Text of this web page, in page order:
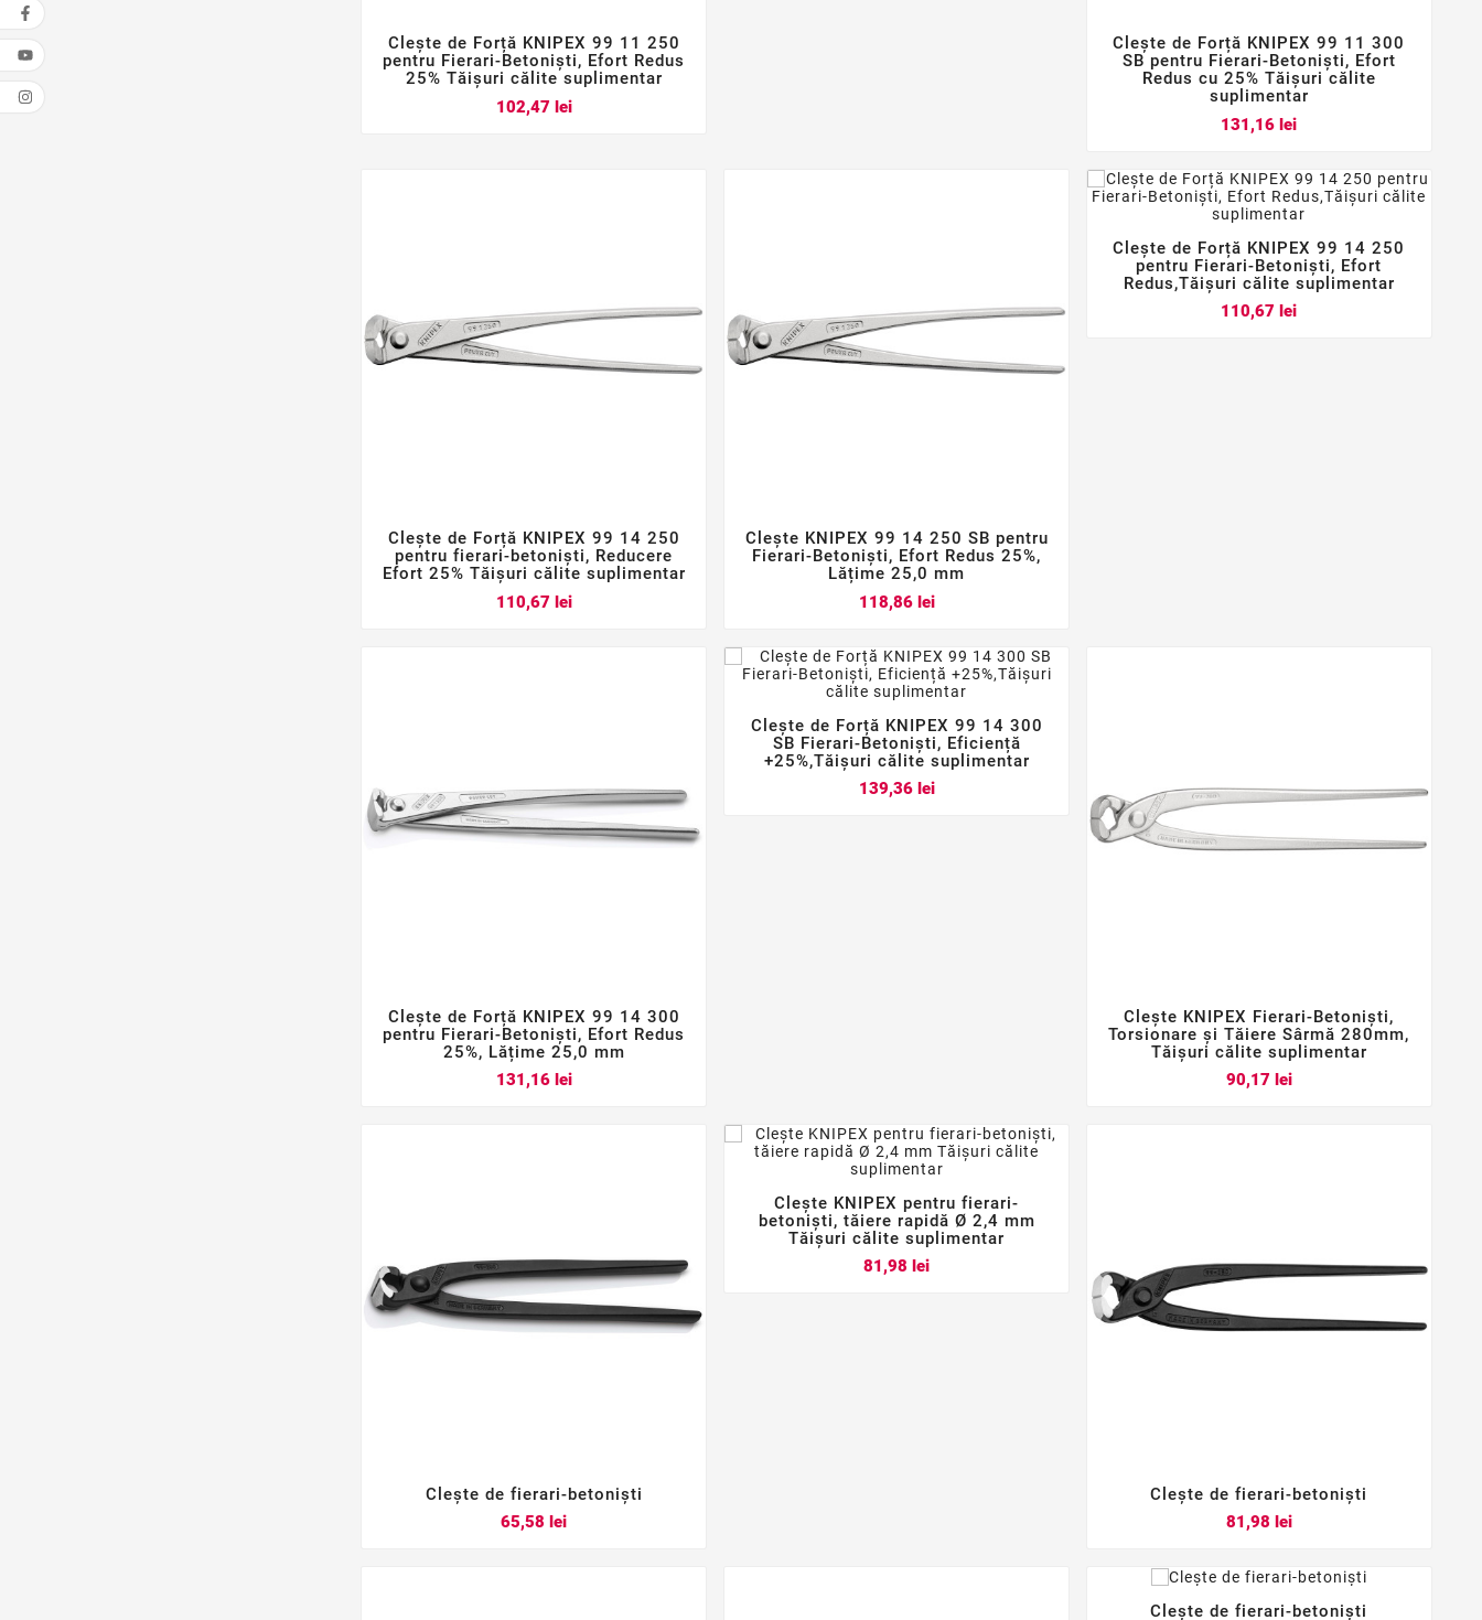
  
Clește de Forță KNIPEX 99 11 250
pentru Fierari-Betoniști, Efort Redus
25% Tăișuri călite suplimentar
102,47 leiPret
  
Clește de Forță KNIPEX 99 11 300
SB pentru Fierari-Betoniști, Efort
Redus cu 25% Tăișuri călite
suplimentar
131,16 leiPret
  
Clește de Forță KNIPEX 99 14 250
pentru fierari-betoniști, Reducere
Efort 25% Tăișuri călite suplimentar
110,67 leiPret
  
Clește KNIPEX 99 14 250 SB pentru
Fierari-Betoniști, Efort Redus 25%,
Lățime 25,0 mm
118,86 leiPret
  
Clește de Forță KNIPEX 99 14 250
pentru Fierari-Betoniști, Efort
Redus,Tăișuri călite suplimentar
110,67 leiPret
  
Clește de Forță KNIPEX 99 14 300
pentru Fierari-Betoniști, Efort Redus
25%, Lățime 25,0 mm
131,16 leiPret
  
Clește de Forță KNIPEX 99 14 300
SB Fierari-Betoniști, Eficiență
+25%,Tăișuri călite suplimentar
139,36 leiPret
  
Clește KNIPEX Fierari-Betoniști,
Torsionare și Tăiere Sârmă 280mm,
Tăișuri călite suplimentar
90,17 leiPret

Clește de fierari-betoniști
65,58 leiPret
  
Clește KNIPEX pentru fierari-
betoniști, tăiere rapidă Ø 2,4 mm
Tăișuri călite suplimentar
81,98 leiPret

Clește de fierari-betoniști
81,98 leiPret
Clește de fierari-betoniști